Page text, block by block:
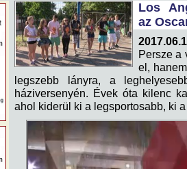
Los
az
Persze a
el,
legszebb lányra, a
háziversenyén. Évek óta kilenc
ahol kiderül ki a legsportosabb, ki